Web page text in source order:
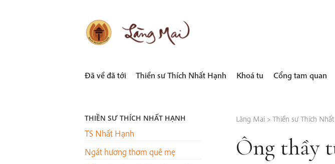
LÀNG MAI
Đã về đã tới Thiền sư Thích Nhất Hạnh Khoá tu Cổng tam quan
THIỀN SƯ THÍCH NHẤT HẠNH
TS Nhất Hạnh
Ngát hương thơm quê mẹ
Làng Mai> Thiền sư Thích
Ông thầy